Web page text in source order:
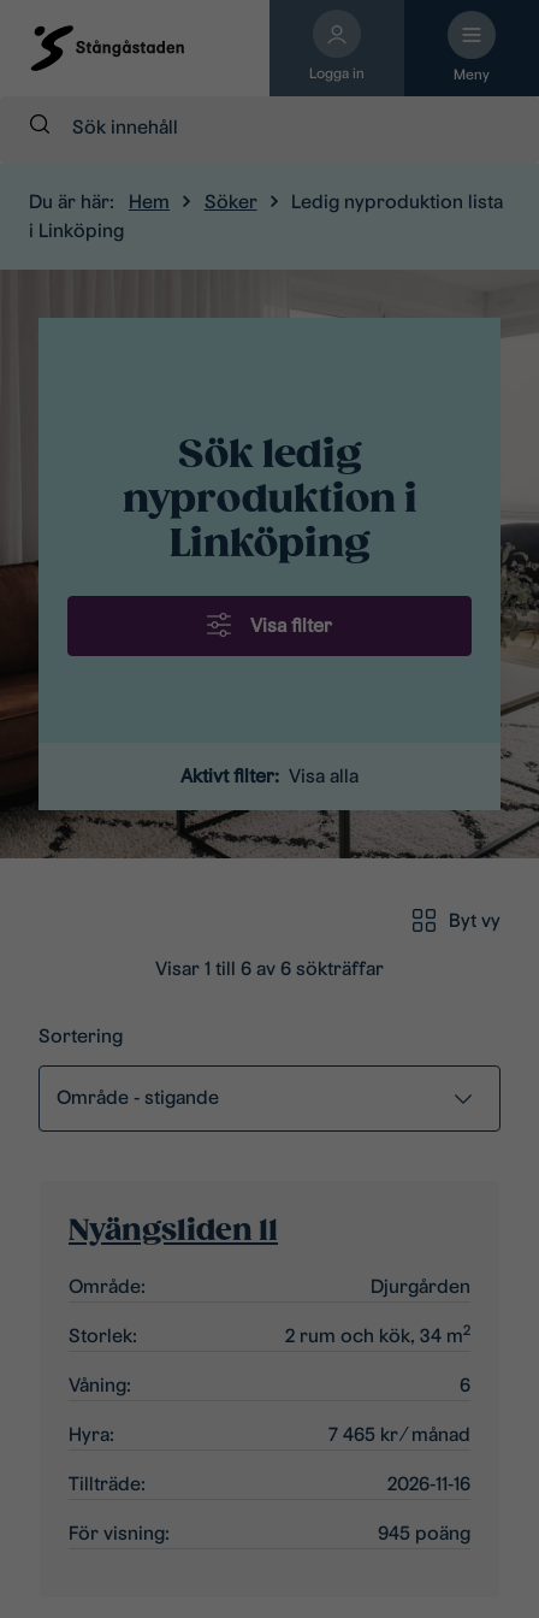
Logga in Meny
Sök:
Du är här: Hem Söker
Ledig nyproduktion lista
i Linköping
Sök ledig
nyproduktion i
Linköping
Visa filter
Aktivt filter: Visa alla
Visar 1 till 6 av 6 sökträffar
Byt vy
Sortering
Nyängsliden 11
Område: Djurgården
Storlek: 2 rum och kök, 34 m2
Våning: 6
Hyra: 7 465 kr⁄ månad
Tillträde: 2026-11-16
För visning: 945 poäng